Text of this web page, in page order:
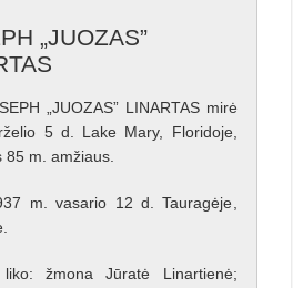
„JUOZAS”
„JUOZAS” LINARTAS mirė
5 d. Lake Mary, Floridoje,
85 m. amžiaus.
m. vasario 12 d. Tauragėje,
liko: žmona Jūratė Linartienė;